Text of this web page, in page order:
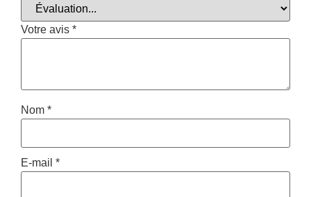
Votre avis *
Nom *
E-mail *